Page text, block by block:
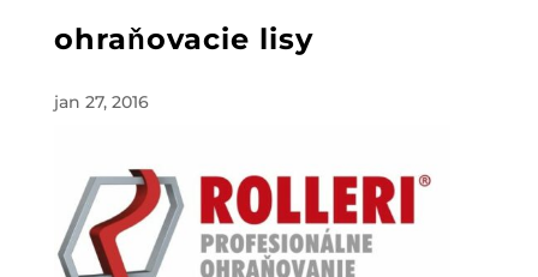
ohraňovacie lisy
jan 27, 2016